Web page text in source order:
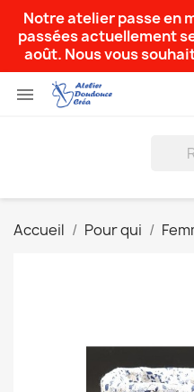
Notre atelier passe en
passées actuellement
août. Nous vous

Accueil Pour qui